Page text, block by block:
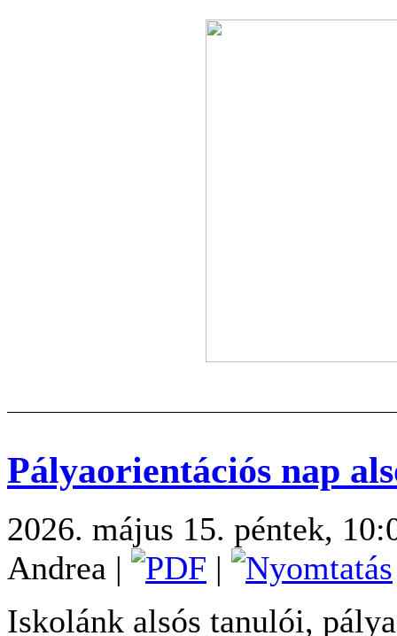
Pályaorientációs nap
2026. május 15. péntek,
Andrea | |
Iskolánk alsós tanulói,